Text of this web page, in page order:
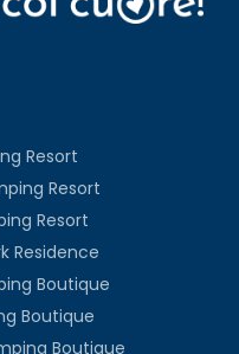
Resort
Resort
Resort
Residence
Boutique
Boutique
Boutique